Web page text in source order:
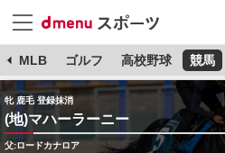
MLB ゴルフ 高校野球 競馬
牝 鹿毛 登録抹消
(地)マハーラーニー
父:ロードカナロア